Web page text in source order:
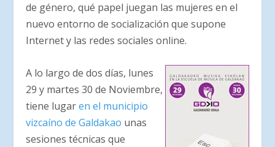
de género, qué papel juegan las mujeres en el
nuevo entorno de socialización que supone
Internet y las redes sociales online.
A lo largo de dos días, lunes
29 y martes 30 de Noviembre,
tiene lugaren el municipio
vizcaíno de Galdakao unas
sesiones técnicas que